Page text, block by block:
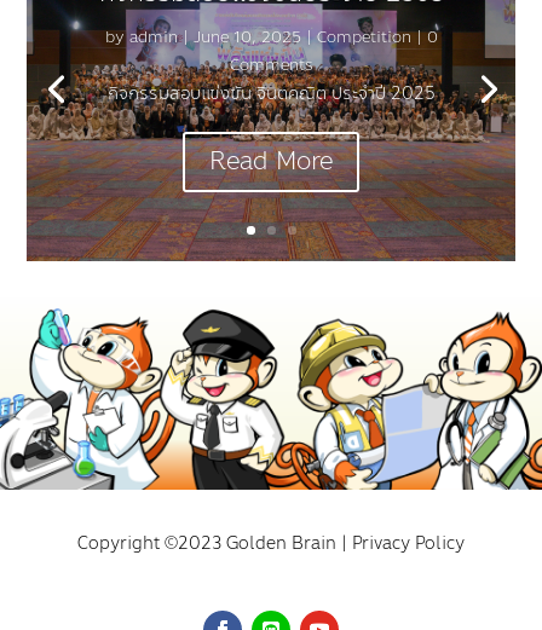
byadmin|June 10, 2025|Competition| 0
Comments
กิจกรรมสอบเเข่งขัน จินตคณิต ประจำปี 2025
Read More
Copyright ©2023 Golden Brain | Privacy Policy